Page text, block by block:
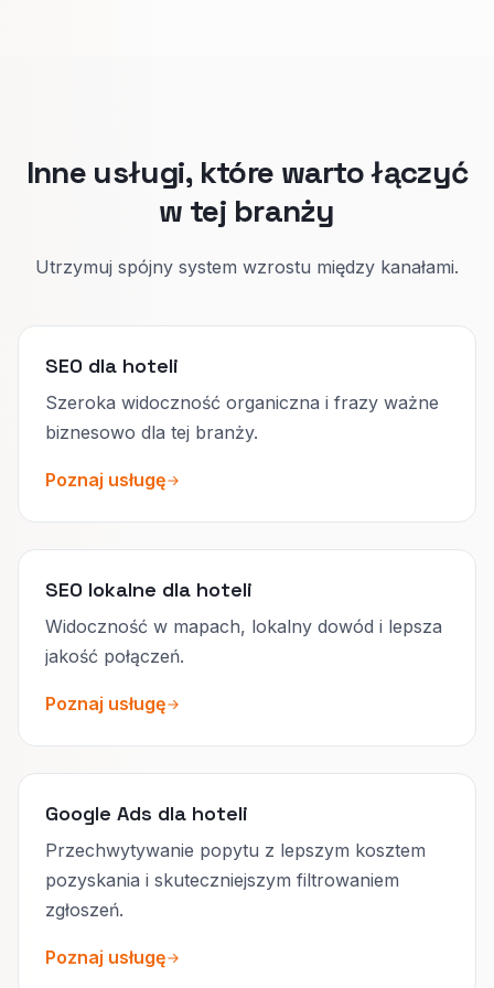
Inne usługi, które warto łączyć
w tej branży
Utrzymuj spójny system wzrostu między kanałami.
SEO dla hoteli
Szeroka widoczność organiczna i frazy ważne
biznesowo dla tej branży.
Poznaj usługę
SEO lokalne dla hoteli
Widoczność w mapach, lokalny dowód i lepsza
jakość połączeń.
Poznaj usługę
Google Ads dla hoteli
Przechwytywanie popytu z lepszym kosztem
pozyskania i skuteczniejszym filtrowaniem
zgłoszeń.
Poznaj usługę